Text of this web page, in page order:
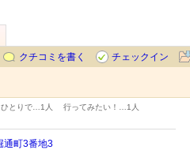
クチコミを書く
チェックイン
ひとりで… 1人 行ってみたい！… 1人
通町3番地3